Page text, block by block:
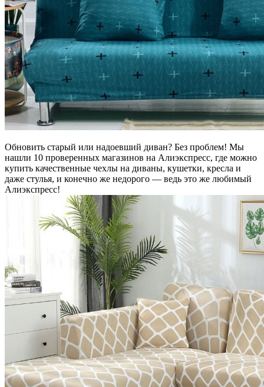
Обновить старый или надоевший диван? Без проблем! Мы
нашли 10 проверенных магазинов на Алиэкспресс, где можно
купить качественные чехлы на диваны, кушетки, кресла и
даже стулья, и конечно же недорого — ведь это же любимый
Алиэкспресс!